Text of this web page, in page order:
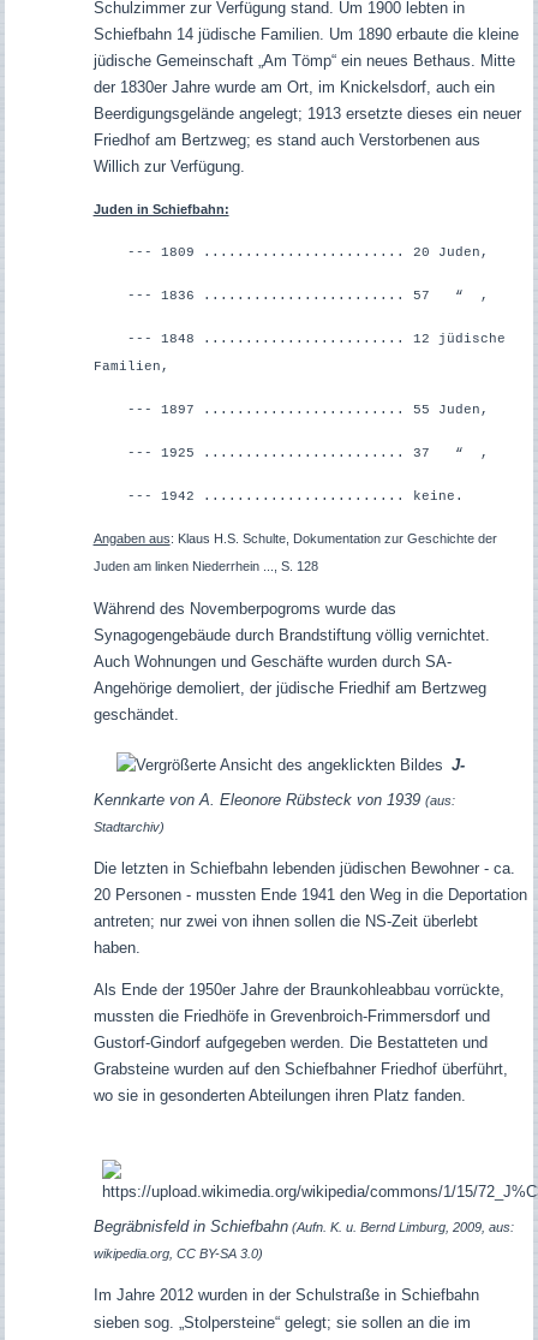
Schulzimmer zur Verfügung stand. Um 1900 lebten in
Schiefbahn 14 jüdische Familien. Um 1890 erbaute die kleine
jüdische Gemeinschaft „Am Tömp“ ein neues Bethaus. Mitte
der 1830er Jahre wurde am Ort, im Knickelsdorf, auch ein
Beerdigungsgelände angelegt; 1913 ersetzte dieses ein neuer
Friedhof am Bertzweg; es stand auch Verstorbenen aus
Willich zur Verfügung.
Juden in Schiefbahn:
--- 1809 ........................ 20 Juden,
--- 1836 ........................ 57 “ ,
--- 1848 ........................ 12 jüdische
Familien,
--- 1897 ........................ 55 Juden,
--- 1925 ........................ 37 “ ,
--- 1942 ........................ keine.
Angaben aus: Klaus H.S. Schulte, Dokumentation zur Geschichte der
Juden am linken Niederrhein ..., S. 128
Während des Novemberpogroms wurde das
Synagogengebäude durch Brandstiftung völlig vernichtet.
Auch Wohnungen und Geschäfte wurden durch SA-
Angehörige demoliert, der jüdische Friedhif am Bertzweg
geschändet.
J-
Kennkarte von A. Eleonore Rübsteck von 1939 (aus:
Stadtarchiv)
Die letzten in Schiefbahn lebenden jüdischen Bewohner - ca.
20 Personen - mussten Ende 1941 den Weg in die Deportation
antreten; nur zwei von ihnen sollen die NS-Zeit überlebt
haben.
Als Ende der 1950er Jahre der Braunkohleabbau vorrückte,
mussten die Friedhöfe in Grevenbroich-Frimmersdorf und
Gustorf-Gindorf aufgegeben werden. Die Bestatteten und
Grabsteine wurden auf den Schiefbahner Friedhof überführt,
wo sie in gesonderten Abteilungen ihren Platz fanden.
Begräbnisfeld in Schiefbahn(Aufn. K. u. Bernd Limburg, 2009, aus:
wikipedia.org, CC BY-SA 3.0)
Im Jahre 2012 wurden in der Schulstraße in Schiefbahn
sieben sog. „Stolpersteine“ gelegt; sie sollen an die im